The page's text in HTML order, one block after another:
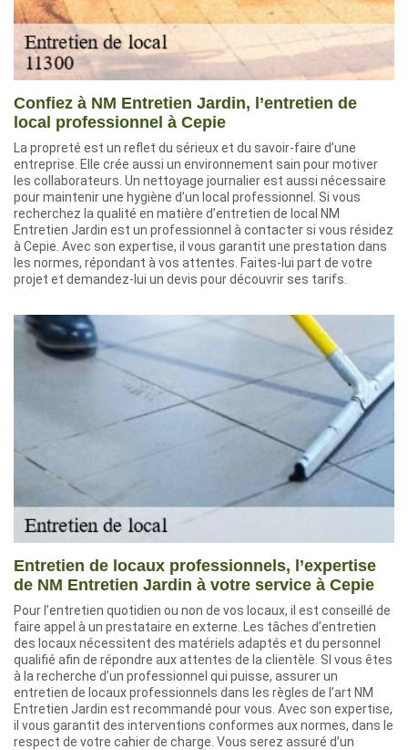
Confiez à NM Entretien Jardin, l’entretien de
local professionnel à Cepie
La propreté est un reflet du sérieux et du savoir-faire d’une
entreprise. Elle crée aussi un environnement sain pour motiver
les collaborateurs. Un nettoyage journalier est aussi nécessaire
pour maintenir une hygiène d’un local professionnel. Si vous
recherchez la qualité en matière d’entretien de local NM
Entretien Jardin est un professionnel à contacter si vous résidez
à Cepie. Avec son expertise, il vous garantit une prestation dans
les normes, répondant à vos attentes. Faites-lui part de votre
projet et demandez-lui un devis pour découvrir ses tarifs.
Entretien de locaux professionnels, l’expertise
de NM Entretien Jardin à votre service à Cepie
Pour l’entretien quotidien ou non de vos locaux, il est conseillé de
faire appel à un prestataire en externe. Les tâches d’entretien
des locaux nécessitent des matériels adaptés et du personnel
qualifié afin de répondre aux attentes de la clientèle. SI vous êtes
à la recherche d’un professionnel qui puisse, assurer un
entretien de locaux professionnels dans les règles de l’art NM
Entretien Jardin est recommandé pour vous. Avec son expertise,
il vous garantit des interventions conformes aux normes, dans le
respect de votre cahier de charge. Vous serez assuré d’un